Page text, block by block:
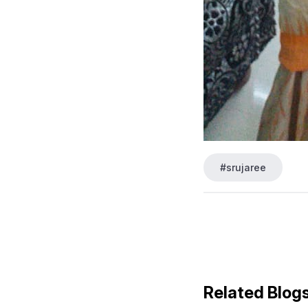
#srujaree
Related